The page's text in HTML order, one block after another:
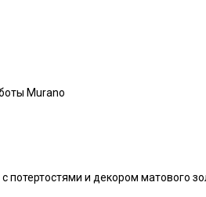
Murano
потертостями и декором матового